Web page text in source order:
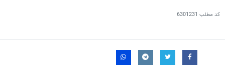
کد مطلب 6301231